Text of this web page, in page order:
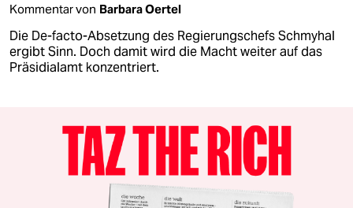
Kommentar von Barbara Oertel
Die De-facto-Absetzung des Regierungschefs Schmyhal
ergibt Sinn. Doch damit wird die Macht weiter auf das
Präsidialamt konzentriert.